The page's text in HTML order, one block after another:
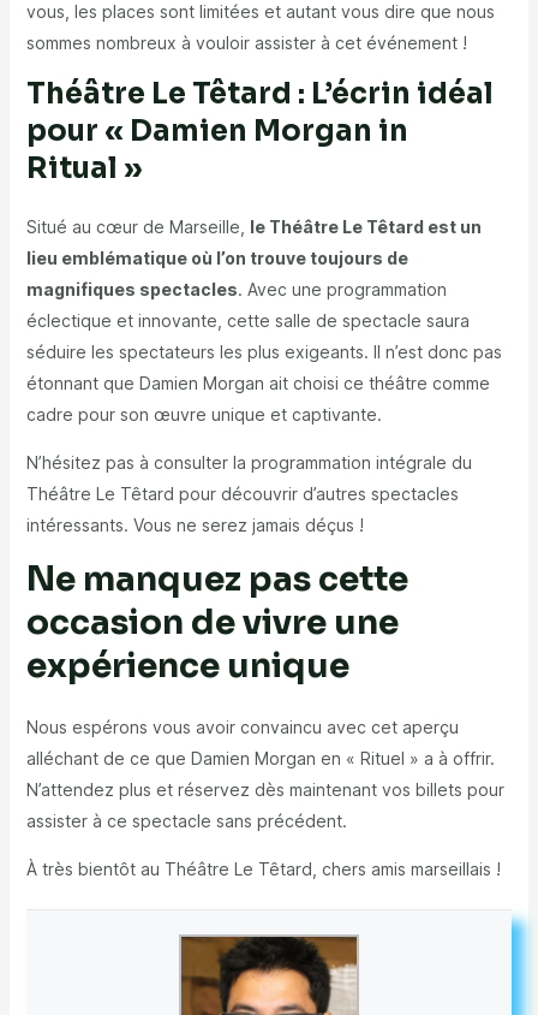
vous, les places sont limitées et autant vous dire que nous
sommes nombreux à vouloir assister à cet événement !
Théâtre Le Têtard : L’écrin idéal
pour « Damien Morgan in
Ritual »
Situé au cœur de Marseille, le Théâtre Le Têtard est un
lieu emblématique où l’on trouve toujours de
magnifiques spectacles. Avec une programmation
éclectique et innovante, cette salle de spectacle saura
séduire les spectateurs les plus exigeants. Il n’est donc pas
étonnant que Damien Morgan ait choisi ce théâtre comme
cadre pour son œuvre unique et captivante.
N’hésitez pas à consulter la programmation intégrale du
Théâtre Le Têtard pour découvrir d’autres spectacles
intéressants. Vous ne serez jamais déçus !
Ne manquez pas cette
occasion de vivre une
expérience unique
Nous espérons vous avoir convaincu avec cet aperçu
alléchant de ce que Damien Morgan en « Rituel » a à offrir.
N’attendez plus et réservez dès maintenant vos billets pour
assister à ce spectacle sans précédent.
À très bientôt au Théâtre Le Têtard, chers amis marseillais !